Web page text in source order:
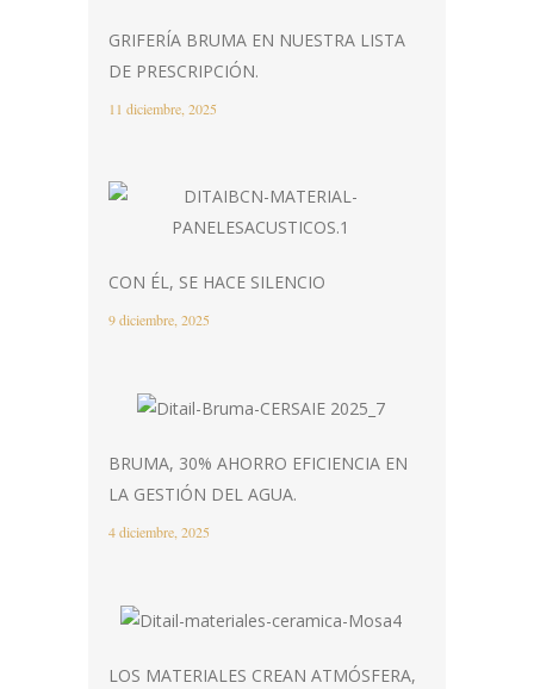
GRIFERÍA BRUMA EN NUESTRA LISTA
DE PRESCRIPCIÓN.
11 diciembre, 2025
CON ÉL, SE HACE SILENCIO
9 diciembre, 2025
BRUMA, 30% AHORRO EFICIENCIA EN
LA GESTIÓN DEL AGUA.
4 diciembre, 2025
LOS MATERIALES CREAN ATMÓSFERA,